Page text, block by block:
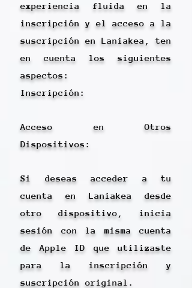
experiencia fluida en la
inscripción y el acceso a la
suscripción en Laniakea, ten
en cuenta los siguientes
aspectos:
Inscripción:​
Acceso en Otros
Dispositivos:
Si deseas acceder a tu
cuenta en Laniakea desde
otro dispositivo, inicia
sesión con la misma cuenta
de Apple ID que utilizaste
para la inscripción y
suscripción original.